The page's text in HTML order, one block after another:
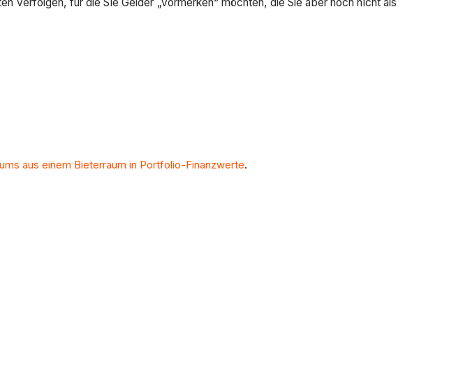
verfolgen, für die Sie Gelder „vormerken“ möchten, die Sie aber noch nicht als
aus einem Bieterraum in Portfolio-Finanzwerte.